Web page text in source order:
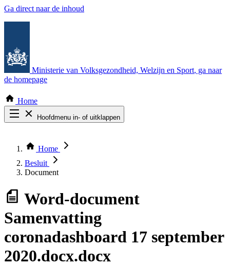
Ga direct naar de inhoud
Ministerie van Volksgezondheid, Welzijn en Sport, ga naar
de homepage
Home
Hoofdmenu in- of uitklappen
Thema COVID-19
Bekijk per bestuursorgaan
Home
Besluit
Document
Word-document
Samenvatting
coronadashboard 17 september
2020.docx.docx